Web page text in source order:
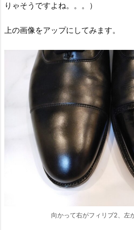
りゃそうですよね。。。）
上の画像をアップにしてみます。
向かって右がフィリプ2、左